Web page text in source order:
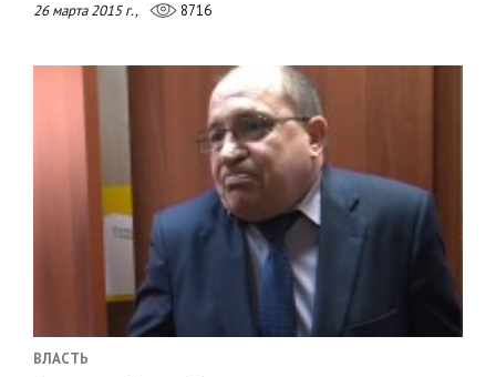
26 марта 2015 г., 8716
ВЛАСТЬ